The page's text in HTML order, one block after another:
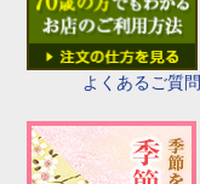
よくあるご質問